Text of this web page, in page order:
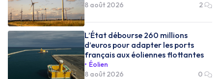
8 août 2026
2
L’État débourse 260 millions
d’euros pour adapter les ports
français aux éoliennes flottantes
Éolien
8 août 2026
0